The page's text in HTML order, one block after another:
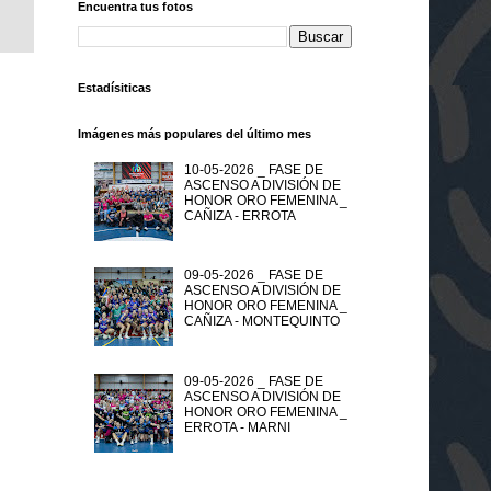
Encuentra tus fotos
Estadísiticas
Imágenes más populares del último mes
10-05-2026 _ FASE DE
ASCENSO A DIVISIÓN DE
HONOR ORO FEMENINA _
CAÑIZA - ERROTA
09-05-2026 _ FASE DE
ASCENSO A DIVISIÓN DE
HONOR ORO FEMENINA _
CAÑIZA - MONTEQUINTO
09-05-2026 _ FASE DE
ASCENSO A DIVISIÓN DE
HONOR ORO FEMENINA _
ERROTA - MARNI